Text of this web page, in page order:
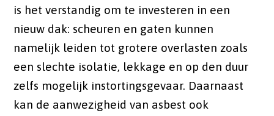
is het verstandig om te investeren in een
nieuw dak: scheuren en gaten kunnen
namelijk leiden tot grotere overlasten zoals
een slechte isolatie, lekkage en op den duur
zelfs mogelijk instortingsgevaar. Daarnaast
kan de aanwezigheid van asbest ook